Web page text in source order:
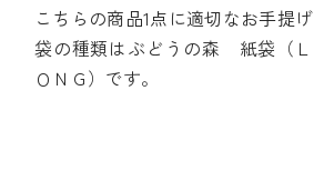
こちらの商品1点に適切なお手提げ
袋の種類はぶどうの森 紙袋（Ｌ
ＯＮＧ）です。